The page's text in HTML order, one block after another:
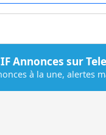
Annonces sur
à la une, alertes